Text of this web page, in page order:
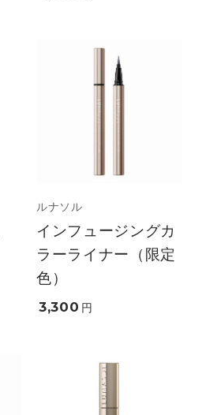
ルナソル
インフュージングカ
ラーライナー（限定
色）
3,300 円